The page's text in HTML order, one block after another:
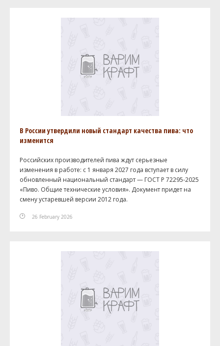
В России утвердили новый стандарт качества пива: что
изменится
Российских производителей пива ждут серьезные
изменения в работе: с 1 января 2027 года вступает в силу
обновленный национальный стандарт — ГОСТ Р 72295-2025
«Пиво. Общие технические условия». Документ придет на
смену устаревшей версии 2012 года.
26 February 2026